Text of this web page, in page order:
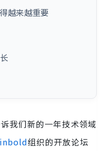
越来越重要
我们新的一年技术领域
组织的开放论坛